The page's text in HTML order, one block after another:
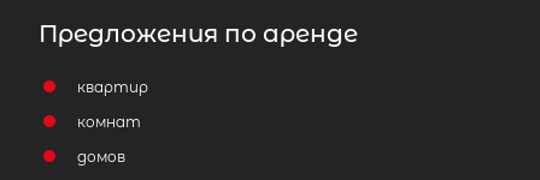
Предложения по аренде
квартир
комнат
домов